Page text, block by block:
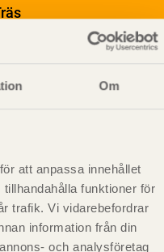
Om
att anpassa innehållet
funktioner för
trafik. Vi vidarebefordrar
information från din
och analysföretag